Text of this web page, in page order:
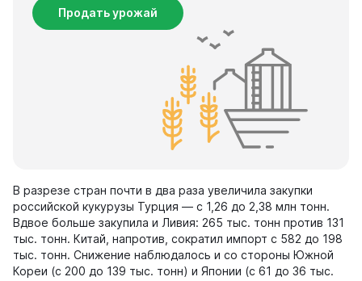
Продать урожай
В разрезе стран почти в два раза увеличила закупки
российской кукурузы Турция — с 1,26 до 2,38 млн тонн.
Вдвое больше закупила и Ливия: 265 тыс. тонн против 131
тыс. тонн. Китай, напротив, сократил импорт с 582 до 198
тыс. тонн. Снижение наблюдалось и со стороны Южной
Кореи (с 200 до 139 тыс. тонн) и Японии (с 61 до 36 тыс.